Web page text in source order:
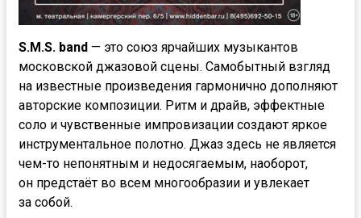
S.M.S. band — это союз ярчайших музыкантов
московской джазовой сцены. Самобытный взгляд
на известные произведения гармонично дополняют
авторские композиции. Ритм и драйв, эффектные
соло и чувственные импровизации создают яркое
инструментальное полотно. Джаз здесь не является
чем-то непонятным и недосягаемым, наоборот,
он предстаёт во всем многообразии и увлекает
за собой.